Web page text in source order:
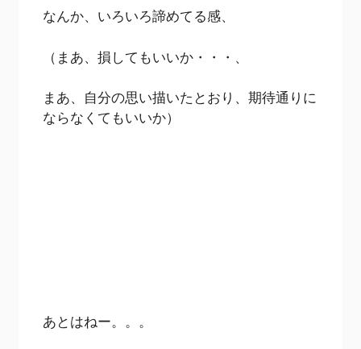
なんか、いろいろ諦めてる感、
（まあ、損してもいいか・・・、
まあ、自分の思い描いたとおり、期待通りに
ならなくてもいいか）
あとはねー。。。